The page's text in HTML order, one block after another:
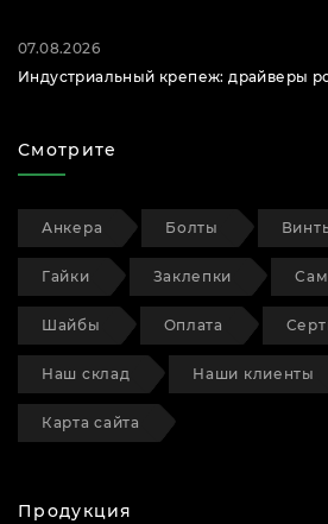
07.08.2026
Индустриальный крепеж: драйверы
Смотрите
Анкера Болты
Гайки Заклепки
Шайбы Оплата
Наш склад Наши клиенты
Карта сайта
Продукция